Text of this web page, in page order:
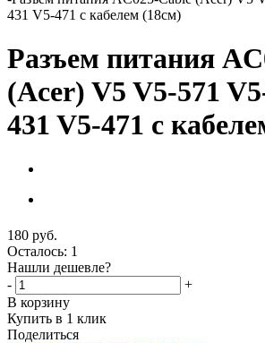
431 V5-471 с кабелем (18см)
Разъем питания
(Acer) V5 V5-571
431 V5-471 с
180 руб.
Осталось: 1
Нашли дешевле?
-
+
В корзину
Купить в 1 клик
Поделиться